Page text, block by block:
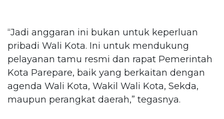
“Jadi anggaran ini bukan untuk keperluan
pribadi Wali Kota. Ini untuk mendukung
pelayanan tamu resmi dan rapat Pemerintah
Kota Parepare, baik yang berkaitan dengan
agenda Wali Kota, Wakil Wali Kota, Sekda,
maupun perangkat daerah,” tegasnya.